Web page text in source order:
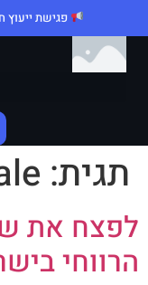
פגישת ייעוץ
תגית:
לפצח את
הרווחי